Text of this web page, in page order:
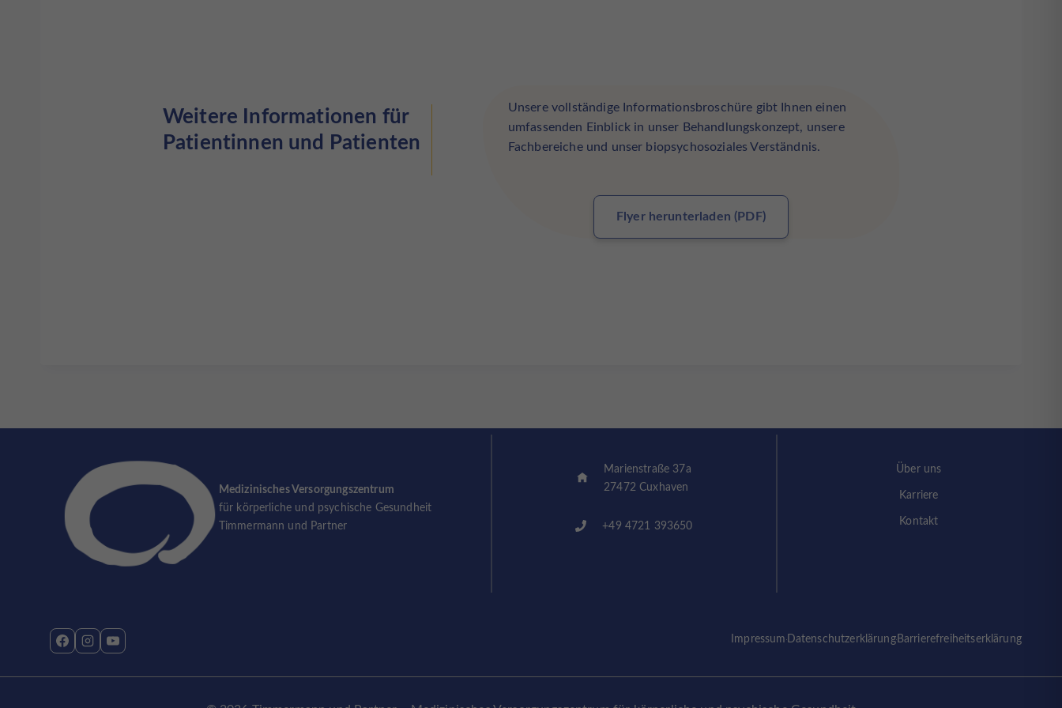
Weitere Informationen für
Patientinnen und Patienten
Unsere vollständige Informationsbroschüre gibt Ihnen einen
umfassenden Einblick in unser Behandlungskonzept, unsere
Fachbereiche und unser biopsychosoziales Verständnis.
Flyer herunterladen (PDF)
Medizinisches Versorgungszentrum
für körperliche und psychische Gesundheit
Timmermann und Partner
Marienstraße 37a
27472 Cuxhaven
+49 4721 393650
Über uns
Karriere
Kontakt
ImpressumDatenschutzerklärungBarrierefreiheitserklärung